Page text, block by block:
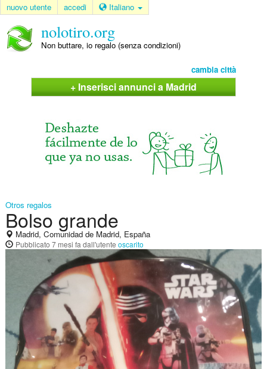
nuovo utente accedi Italiano
nolotiro.org
Non buttare, io regalo (senza condizioni)
cambia città
+ Inserisci annunci a Madrid
Otros regalos
Bolso grande
Madrid, Comunidad de Madrid, España
Pubblicato 7 mesi fa dall'utente oscarito